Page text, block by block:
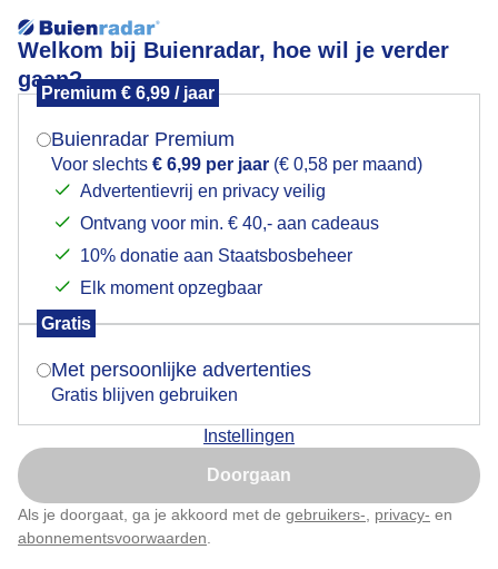
Welkom bij Buienradar, hoe wil je verder
gaan?
Premium € 6,99 / jaar
Buienradar Premium
Voor slechts € 6,99 per jaar (€ 0,58 per maand)
Advertentievrij en privacy veilig
Ontvang voor min. € 40,- aan cadeaus
10% donatie aan Staatsbosbeheer
Elk moment opzegbaar
Gratis
Met persoonlijke advertenties
Gratis blijven gebruiken
Instellingen
Doorgaan
Als je doorgaat, ga je akkoord met de gebruikers- privacy- en
abonnementsvoorwaarden
Zon, wolken, windmolens en een luchtballon in
Zijderveld
Door: Trudy Fortuijn - van Es Gemaakt: 18-05-2026, 70x bekeken
Mogen we je locatie gebruiken voor het
Indien je hier nog geen akkoord op hebt gegeven,
verschijnt er zo een pop-up uit je browser waarin
Is goed, toon de popup
Nu niet, misschien later
Klik hierom dit aan te passen